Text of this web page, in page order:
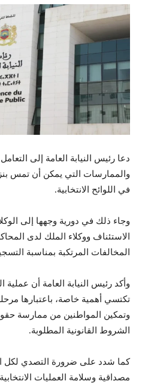
دعا رئيس النيابة العامة إلى
والممارسات التي يمكن أن تمس
في اللوائح الانتخابية.
وجاء ذلك في دورية وجهها إلى
الاستئناف ووكلاء الملك لدى
المخالفات المرتكبة بمناسبة
وأكد رئيس النيابة العامة أن عملية
تكتسي أهمية خاصة، باعتبارها
وتمكين المواطنين من ممارسة
الشروط القانونية المطلوبة.
كما شدد على ضرورة التصدي لكل
مصداقية وسلامة العمليات